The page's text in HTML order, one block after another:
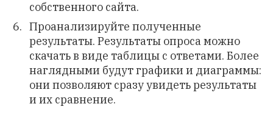
собственного сайта.
Проанализируйте полученные
результаты. Результаты опроса можно
скачать в виде таблицы с ответами. Более
наглядными будут графики и диаграммы:
они позволяют сразу увидеть результаты
и их сравнение.